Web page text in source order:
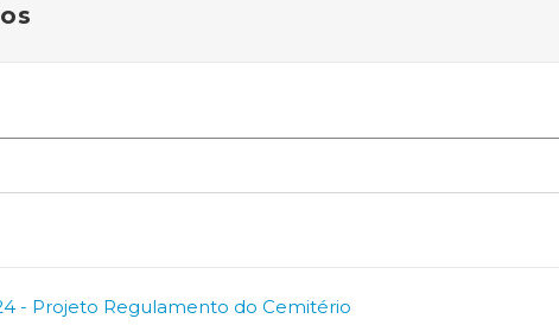
- Projeto Regulamento do Cemitério